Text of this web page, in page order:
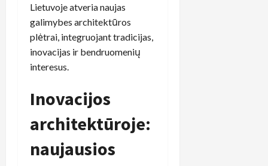
Lietuvoje atveria naujas
galimybes architektūros
plėtrai, integruojant tradicijas,
inovacijas ir bendruomenių
interesus.
Inovacijos
architektūroje:
naujausios